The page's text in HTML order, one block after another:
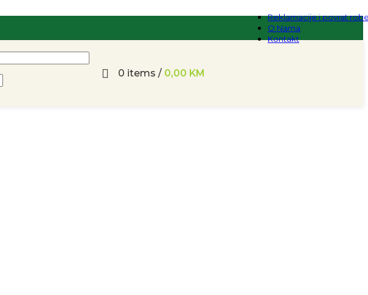
Reklamacije i povrat
O Nama
Kontakt
0 items / 0,00 KM